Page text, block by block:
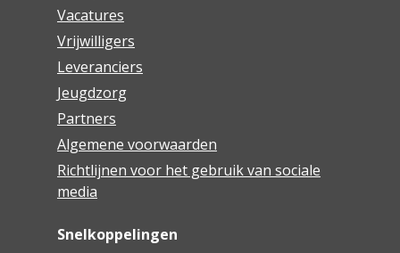
Vacatures
Vrijwilligers
Leveranciers
Jeugdzorg
Partners
Algemene voorwaarden
Richtlijnen voor het gebruik van sociale
media
Snelkoppelingen